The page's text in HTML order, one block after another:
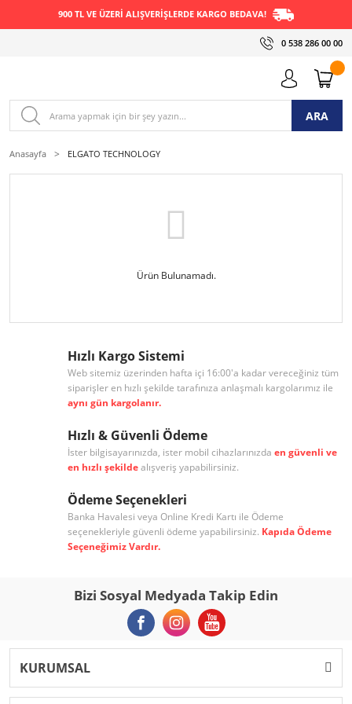
900 TL VE ÜZERİ ALIŞVERİŞLERDE KARGO BEDAVA!
0 538 286 00 00
ARA
Anasayfa ELGATO TECHNOLOGY
Ürün Bulunamadı.
Hızlı Kargo Sistemi
Web sitemiz üzerinden hafta içi 16:00'a kadar vereceğiniz tüm
siparişler en hızlı şekilde tarafınıza anlaşmalı kargolarımız ile
aynı gün kargolanır.
Hızlı & Güvenli Ödeme
İster bilgisayarınızda, ister mobil cihazlarınızda en güvenli ve
en hızlı şekildealışveriş yapabilirsiniz.
Ödeme Seçenekleri
Banka Havalesi veya Online Kredi Kartı ile Ödeme
seçenekleriyle güvenli ödeme yapabilirsiniz. Kapıda Ödeme
Seçeneğimiz Vardır.
Bizi Sosyal Medyada Takip Edin
KURUMSAL